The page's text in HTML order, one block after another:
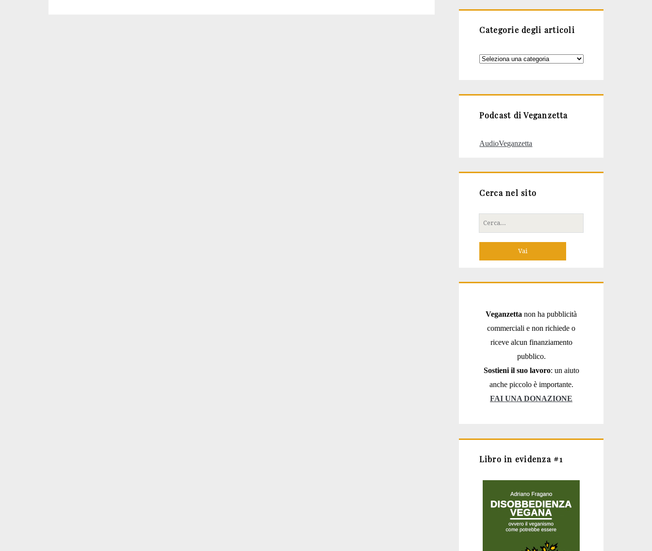
Categorie degli articoli
Categorie
Podcast di Veganzetta
AudioVeganzetta
Cerca nel sito
Cerca
per:
Veganzetta non ha pubblicità
commerciali e non richiede o
riceve alcun finanziamento
pubblico.
Sostieni il suo lavoro: un aiuto
anche piccolo è importante.
FAI UNA DONAZIONE
Libro in evidenza #1